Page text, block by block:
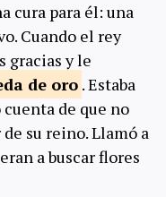
cura para él: una
Cuando el rey
gracias y le
de oro . Estaba
de que no
su reino. Llamó a
a buscar flores